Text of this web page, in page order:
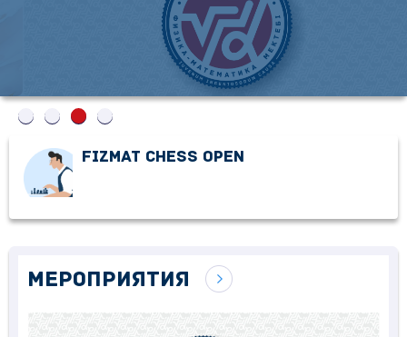
Fizmat Chess Open
МЕРОПРИЯТИЯ